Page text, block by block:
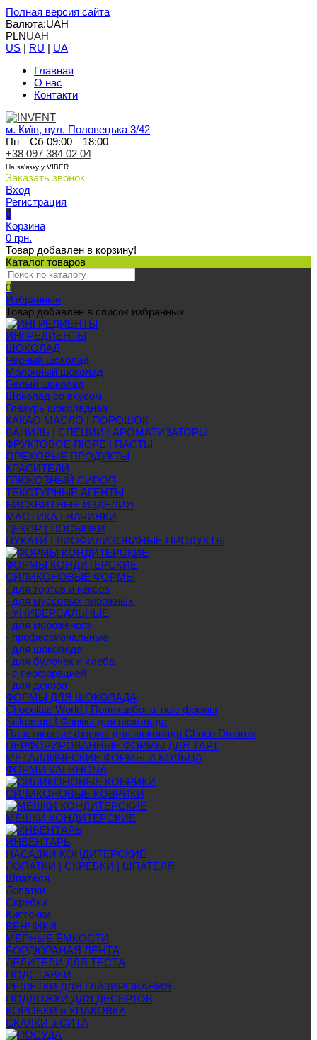
Полная версия сайта
Валюта:UAH
PLNUAH
US | RU | UA
Главная
О нас
Контакти
м. Київ, вул. Половецька 3/42
Пн—Сб 09:00—18:00
+38 097 384 02 04
На зв'язку у VIBER
Заказать звонок
Вход
Регистрация
0
Корзина
0 грн.
Товар добавлен в корзину!
Каталог товаров
0
Избранные
Товар добавлен в список избранных
ИНГРЕДИЕНТЫ
ШОКОЛАД
Черный шоколад
Молочный шоколад
Белый шоколад
Шоколад со вкусом
Глазурь шоколадная
КАКАО МАСЛО | ПОРОШОК
ВАНИЛЬ | СПЕЦИИ | АРОМАТИЗАТОРЫ
ФРУКТОВОЕ ПЮРЕ | ПАСТЫ
ОРЕХОВЫЕ ПРОДУКТЫ
КРАСИТЕЛИ
ГЛЮКОЗНЫЙ СИРОП
ТЕКСТУРНЫЕ АГЕНТЫ
БИСКВИТНЫЕ ИЗДЕЛИЯ
МАСТИКА | НАЧИНКИ
ДЕКОР | ПОСЫПКИ
ЦУКАТИ | ЛИОФИЛИЗОВАНЫЕ ПРОДУКТЫ
ФОРМЫ КОНДИТЕРСКИЕ
СИЛИКОНОВЫЕ ФОРМЫ
- для тортов и кексов
- для муссовых пирожных
- УНИВЕРСАЛЬНЫЕ
- для мороженого
- профессиональные
- для шоколада
- для булочек и хлеба
- с перфорацией
- для декора
ФОРМЫ ДЛЯ ШОКОЛАДА
Chocolate World | Поликарбонатные формы
Silikomart | Формы для шоколада
Пластиковые формы для шоколада Choco Dreams
ПЕРФОРИРОВАННЫЕ ФОРМЫ ДЛЯ ТАРТ
МЕТАЛЛИЧЕСКИЕ ФОРМЫ И КОЛЬЦА
ФОРМИ VALRHONA
СИЛИКОНОВЫЕ КОВРИКИ
МЕШКИ КОНДИТЕРСКИЕ
ИНВЕНТАРЬ
НАСАДКИ КОНДИТЕРСКИЕ
ЛОПАТКИ | СКРЕБКИ | ШПАТЕЛЯ
Шпателя
Лопатки
Скребки
Кисточки
ВЕНЧИКИ
МЕРНЫЕ ЁМКОСТИ
БОРДЮРАНАЯ ЛЕНТА
ДЕЛИТЕЛИ ДЛЯ ТЕСТА
ПОДСТАВКИ
РЕШЕТКИ ДЛЯ ГЛАЗИРОВАНИЯ
ПОДЛОЖКИ ДЛЯ ДЕСЕРТОВ
КОРОБКИ и УПАКОВКА
СКАЛКИ и СИТА